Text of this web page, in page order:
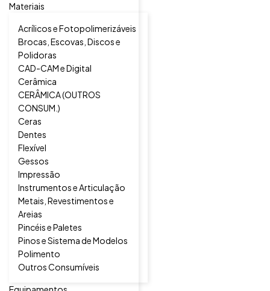
Materiais
Acrílicos e Fotopolimerizáveis
Brocas, Escovas, Discos e
Polidoras
CAD-CAM e Digital
Cerâmica
CERÂMICA (OUTROS
CONSUM.)
Ceras
Dentes
Flexível
Gessos
Impressão
Instrumentos e Articulação
Metais, Revestimentos e
Areias
Pincéis e Paletes
Pinos e Sistema de Modelos
Polimento
Outros Consumíveis